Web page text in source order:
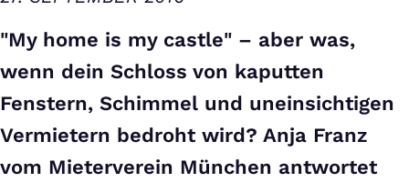
"My home is my castle" – aber was,
wenn dein Schloss von kaputten
Fenstern, Schimmel und uneinsichtigen
Vermietern bedroht wird? Anja Franz
vom Mieterverein München antwortet